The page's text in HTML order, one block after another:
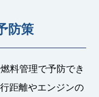
防策
料管理で予防でき
距離やエンジンの